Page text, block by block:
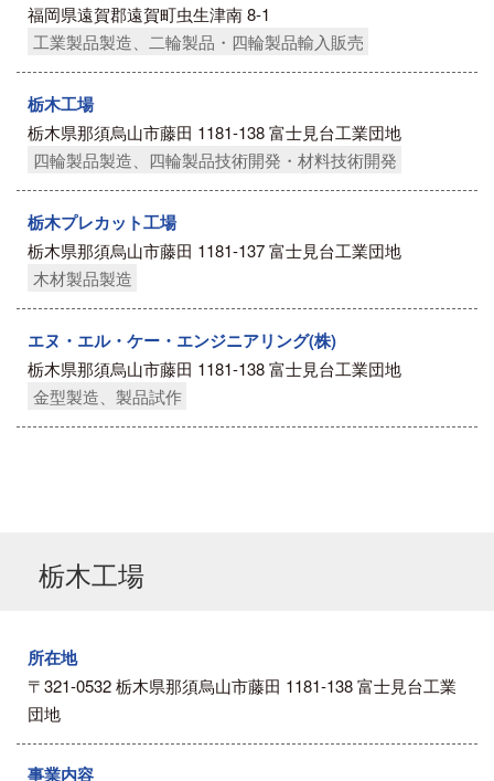
福岡県遠賀郡遠賀町虫生津南 8-1
工業製品製造、二輪製品・四輪製品輸入販売
栃木工場
栃木県那須烏山市藤田 1181-138 富士見台工業団地
四輪製品製造、四輪製品技術開発・材料技術開発
栃木プレカット工場
栃木県那須烏山市藤田 1181-137 富士見台工業団地
木材製品製造
エヌ・エル・ケー・エンジニアリング(株)
栃木県那須烏山市藤田 1181-138 富士見台工業団地
金型製造、製品試作
栃木工場
所在地
〒321-0532 栃木県那須烏山市藤田 1181-138 富士見台工業
団地
事業内容